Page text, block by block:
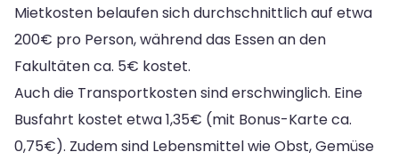
Mietkosten belaufen sich durchschnittlich auf etwa
200€ pro Person, während das Essen an den
Fakultäten ca. 5€ kostet.
Auch die Transportkosten sind erschwinglich. Eine
Busfahrt kostet etwa 1,35€ (mit Bonus-Karte ca.
0,75€). Zudem sind Lebensmittel wie Obst, Gemüse